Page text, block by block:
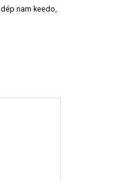
dép nam keedo